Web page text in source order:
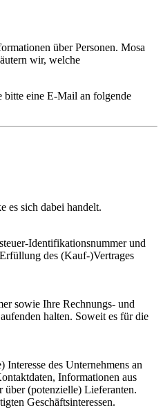
über Personen. Mosa
wir, welche
bitte eine E-Mail an folgende
es sich dabei handelt.
Identifikationsnummer und
des (Kauf-)Vertrages
sowie Ihre Rechnungs- und
halten. Soweit es für die
des Unternehmens an
Informationen aus
über (potenzielle) Lieferanten.
Geschäftsinteressen.